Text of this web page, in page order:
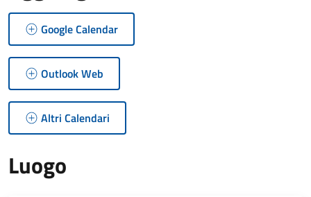
Google Calendar
Outlook Web
Altri Calendari
Luogo